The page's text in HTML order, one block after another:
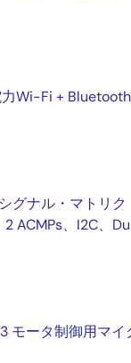
Wi-Fi + Bluetooth
グナル・マトリク
ACMPs、I2C、
モータ制御用マイ